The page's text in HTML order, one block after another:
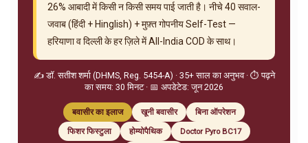
26% आबादी में किसी न किसी समय पाई जाती है। नीचे 40 सवाल-
जवाब (हिंदी + Hinglish) + मुफ़्त गोपनीय Self-Test —
हरियाणा व दिल्ली के हर ज़िले में All-India COD के साथ।
✍️ डॉ. सतीश शर्मा (DHMS, Reg. 5454-A) · 35+ साल का अनुभव · ⏱️ पढ़ने
का समय: 30 मिनट · 📅 अपडेटेड: जून 2026
बवासीर का इलाज खूनी बवासीर
बिना ऑपरेशन
फिशर फिस्टुला
होम्योपैथिक
Doctor Pyro BC17